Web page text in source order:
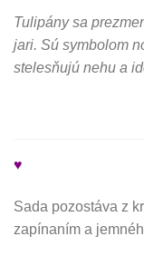
Tulipány sa
jari. Sú symbolom
stelesňujú nehu a
♥
Sada pozostáva z
zapínaním a